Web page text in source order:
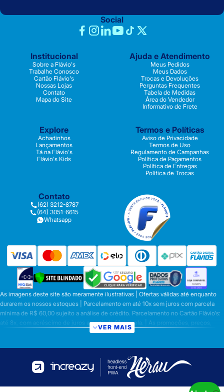
Social
Institucional
Sobre a Flávio's
Trabalhe Conosco
Cartão Flávio's
Nossas Lojas
Contato
Mapa do Site
Ajuda e Atendimento
Meus Pedidos
Meus Dados
Trocas e Devoluções
Perguntas Frequentes
Tabela de Medidas
Área do Vendedor
Informativo de Frete
Explore
Achadinhos
Lançamentos
Tá na Flávio's
Flávio's Kids
Termos e Políticas
Aviso de Privacidade
Termos de Uso
Regulamento de Campanhas
Política de Pagamentos
Política de Entregas
Política de Trocas
Contato
(62) 3212-8787
(64) 3051-6615
Whatsapp
As imagens deste site são meramente ilustrativas | Ofertas válidas até enquanto
durarem os nossos estoques | Parcelamento em até 10x sem juros com parcela
mínima de R$ 60,00 sujeito a análise de crédito. Parcelamento no Cartão Flávio’s:
até 8x, com acréscimo de juros a partir da 6ª parcela. | As promoções, preços,
parcelamentos e condições de pagamento são válidas apenas para compras
preços válidos para os produtos serão aqueles exibidos no ato da conclusão da
operação, conforme exibição, e desde que haja disponibilidade dos produtos |
Frete Grátis para compras em Goiás, DF com pedido mínimo de R$ 349,90,
demais Regiões do Brasil valor mínimo de R$ R$ 349,90. Promoção de Frete
VER MAIS